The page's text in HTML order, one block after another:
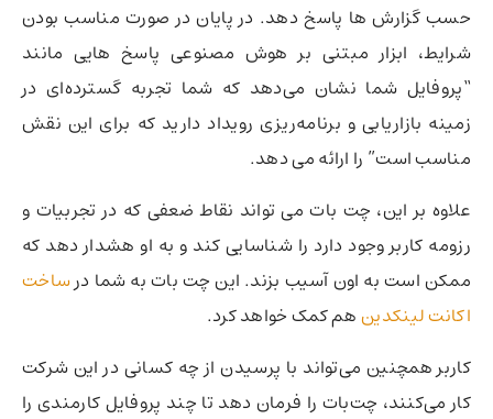
حسب گزارش ها پاسخ دهد. در پایان در صورت مناسب بودن
شرایط، ابزار مبتنی بر هوش مصنوعی پاسخ هایی مانند
“پروفایل شما نشان می‌دهد که شما تجربه گسترده‌ای در
زمینه بازاریابی و برنامه‌ریزی رویداد دارید که برای این نقش
مناسب است” را ارائه می دهد.
علاوه بر این، چت بات می تواند نقاط ضعفی که در تجربیات و
رزومه کاربر وجود دارد را شناسایی کند و به او هشدار دهد که
ممکن است به اون آسیب بزند. این چت بات به شما درساخت
اکانت لینکدینهم کمک خواهد کرد.
کاربر همچنین می‌تواند با پرسیدن از چه کسانی در این شرکت
کار می‌کنند، چت‌بات را فرمان دهد تا چند پروفایل کارمندی را